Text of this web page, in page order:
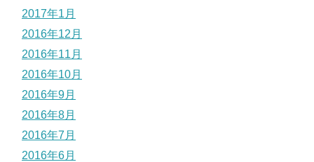
2017年1月
2016年12月
2016年11月
2016年10月
2016年9月
2016年8月
2016年7月
2016年6月